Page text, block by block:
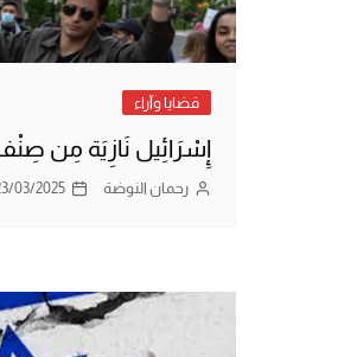
قضايا وآراء
إِسْرَائِيل نَازِيَة مِن
رحمان النوضة 03/2025